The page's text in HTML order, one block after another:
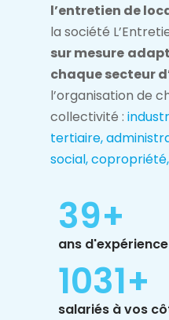
l’entretien de
la société
sur mesure
chaque secteur
l’organisation de
collectivité :
tertiaire,
social,
45+
ans d'expérience
1200+
salariés à vos